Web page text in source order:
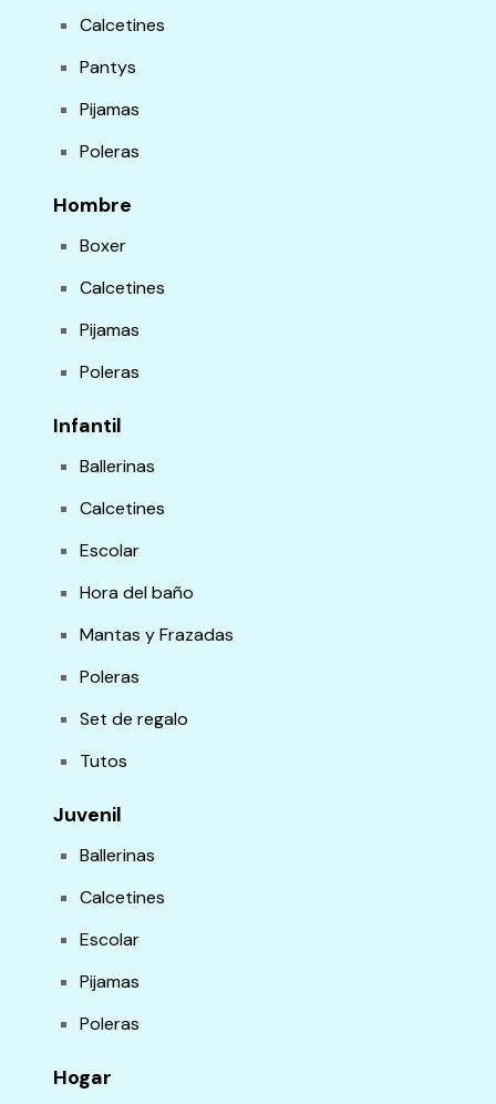
Calcetines
Pantys
Pijamas
Poleras
Hombre
Boxer
Calcetines
Pijamas
Poleras
Infantil
Ballerinas
Calcetines
Escolar
Hora del baño
Mantas y Frazadas
Poleras
Set de regalo
Tutos
Juvenil
Ballerinas
Calcetines
Escolar
Pijamas
Poleras
Hogar